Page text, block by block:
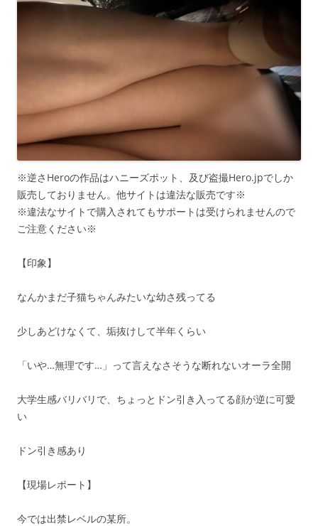
※逆さHeroの作品はハニーズポット、及び盗撮Hero.jpでしか
販売しておりません。他サイトは違法な販売です※
※違法なサイトで購入されてもサポートは受けられませんので
ご注意ください※
【印象】
なんかまだ子猫ちゃんみたいな幼さ残ってる
少しあどけなくて、垢抜けして半年くらい
「いや…無理です…」って言えなさそうな断れないオーラ全開
大学生感バリバリで、ちょっとドン引き入ってる顔が逆に可愛
い
ドン引き感あり
【現場レポート】
今では出禁レベルの某所。